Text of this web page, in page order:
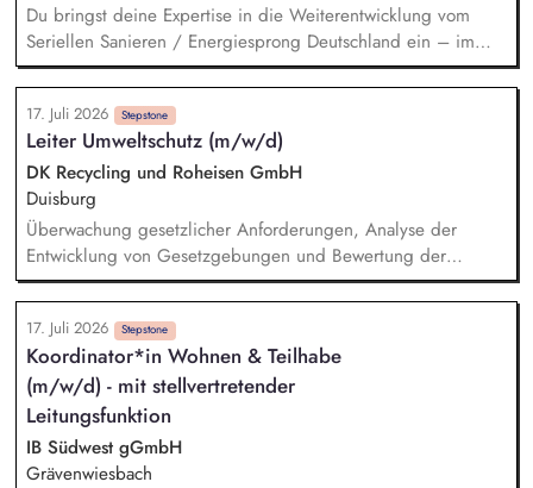
Du bringst deine Expertise in die Weiterentwicklung vom
Seriellen Sanieren / Energiesprong Deutschland ein – im
engen Austausch u.a. mit der dena, mit Blick auf
Markthochlauf und Support im regulatorischen Umfeld und
der Stakeholder. Business-Development-Standbein: Du
akquirierst und verantwortest eigenständig Projekte für unser
Vorqualifizierungs-Tool CoPilot und entwickelst /
implementierst die Skalierung. Du qualifizierst zudem
Bauunternehmen und Systemanbieter als Angebotspartner.
17. Juli 2026 Stepstone
Leiter Umweltschutz (m/w/d)
DK Recycling und Roheisen GmbH
Duisburg
Überwachung gesetzlicher Anforderungen, Analyse der
Entwicklung von Gesetzgebungen und Bewertung der
Auswirkungen auf den Betrieb Aktive Tätigkeit als
Immissionsschutz-, Abfall- und Gewässerschutzbeauftragter
Betreuung der REACh Registrierungen Pflege, Lenkung und
Weiterentwicklung interner Systeme zum Umweltmanagement
(ISO 14001) Verantwortung für die Durchführung aller
Aufgaben im europäischen Emissionshandelssystem Führung
und Pflege des Genehmigungs- und Anlagenkatasters
17. Juli 2026 Stepstone
Koordinator*in Wohnen & Teilhabe
(m/w/d) - mit stellvertretender
Leitungsfunktion
IB Südwest gGmbH
Grävenwiesbach